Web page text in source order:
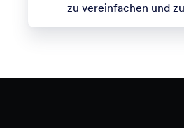
zu vereinfachen und